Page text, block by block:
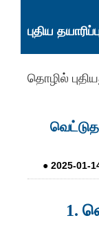
புதிய
தொழில்
● 2025-01-
1.